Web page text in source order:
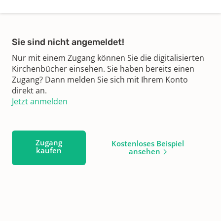
Sie sind nicht angemeldet!
Nur mit einem Zugang können Sie die digitalisierten
Kirchenbücher einsehen. Sie haben bereits einen
Zugang? Dann melden Sie sich mit Ihrem Konto
direkt an.
Jetzt anmelden
Zugang
kaufen
Kostenloses Beispiel
ansehen